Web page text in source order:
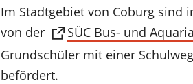
Im Stadtgebiet von Coburg sind
von der
SÜC Bus- und
Grundschüler mit einer
befördert.